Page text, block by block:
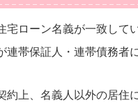
宅ローン名義が一致して
連帯保証人・連帯債務者
約上、名義人以外の居住